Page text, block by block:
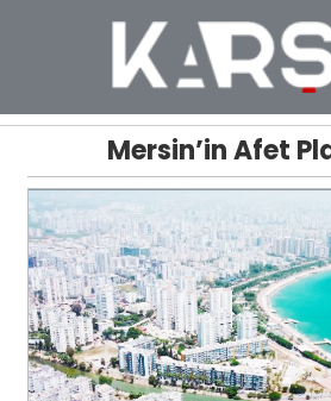
Mersin’in Afet